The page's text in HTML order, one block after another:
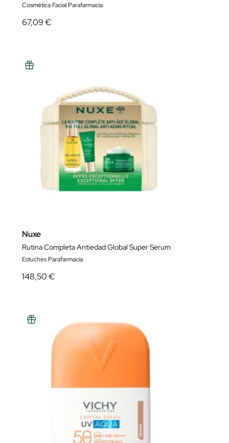
Cosmética Facial Parafarmacia
67,09 €
Nuxe
Rutina Completa Antiedad Global Super Serum
Estuches Parafarmacia
148,50 €